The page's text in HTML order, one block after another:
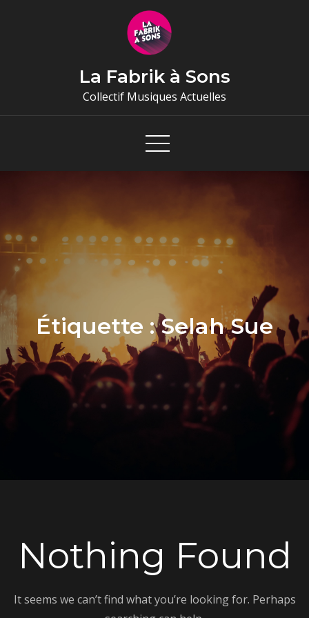
La Fabrik à Sons
Collectif Musiques Actuelles
Étiquette :Selah Sue
Nothing Found
It seems we can’t find what you’re looking for. Perhaps